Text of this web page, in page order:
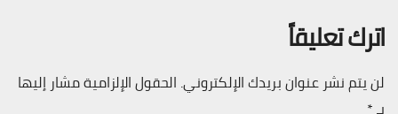
اترك تعليقاً
لن يتم نشر عنوان بريدك الإلكتروني. الحقول الإلزامية مشار إليها